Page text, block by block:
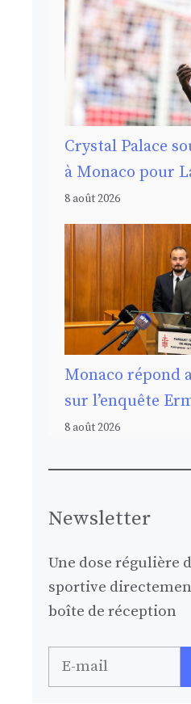
Crystal Palace
à Monaco pour
8 août 2026
Monaco répond
sur l’enquête
8 août 2026
Newsletter
Une dose régulière
sportive
boîte de réception